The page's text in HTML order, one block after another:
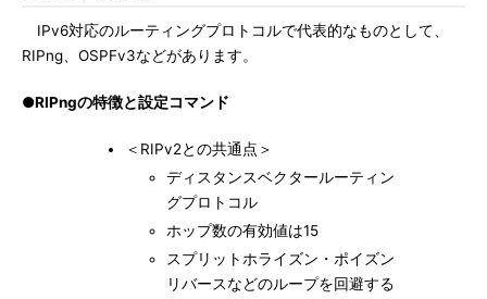
IPv6対応のルーティングプロトコルで代表的なものとして、
RIPng、OSPFv3などがあります。
●RIPngの特徴と設定コマンド
＜RIPv2との共通点＞
ディスタンスベクタールーティン
グプロトコル
ホップ数の有効値は15
スプリットホライズン・ポイズン
リバースなどのループを回避する